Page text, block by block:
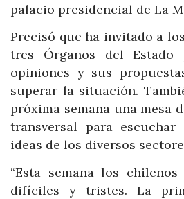
palacio presidencial de La
Precisó que ha invitado a
tres Órganos del Estado
opiniones y sus
superar la situación.
próxima semana una mesa
transversal para
ideas de los diversos
“Esta semana los
difíciles y tristes. La